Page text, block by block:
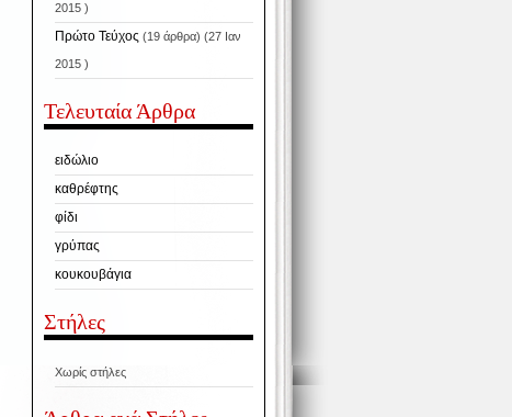
2015 )
Πρώτο Τεύχος (19 άρθρα) (27 Ιαν
2015 )
Τελευταία Άρθρα
ειδώλιο
καθρέφτης
φίδι
γρύπας
κουκουβάγια
Στήλες
Χωρίς στήλες